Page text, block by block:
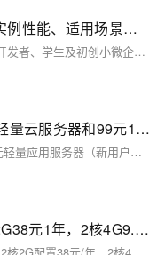
阿里云服务器经济型e实例介绍：实例性能、适用场景、收费标准与最新活动价格参考
阿里云经济型e实例是面向预算有限的个人开发者、学生及初创小微企业的入门级云服务器，以“99元一年，新购续费同价”为亮点。它采用共享架构，搭载Intel处理器，支持灵活的内存配比及ESSD Entry云盘，提供稳定的基础算力，适用于中小型网站、开发测试等轻量级应用。其性能定位清晰，价格实惠，长期使用成本低，是寻求高性价比云服务器的务实之选。
阿里云服务器购买教程：38元1年轻量云服务器和99元1年云服务器，购买全流程详解
2026年阿里云有两款入门级云服务器：38元轻量应用服务器（新用户专享）与99元经济型e实例（新老用户同享）。前者配置2核2G、40GB ESSD云盘、200M带宽，适合建站与开发测试；后者配置相同但带宽3M，支持优惠续费。本文为大家介绍购买资格、注册流程、镜像选择等相关购买步骤，助力用户低成本上云。
阿里云轻量应用服务器抢购：2核2G38元1年，2核4G9.9元1个月、199元1年，标配200M峰值带宽